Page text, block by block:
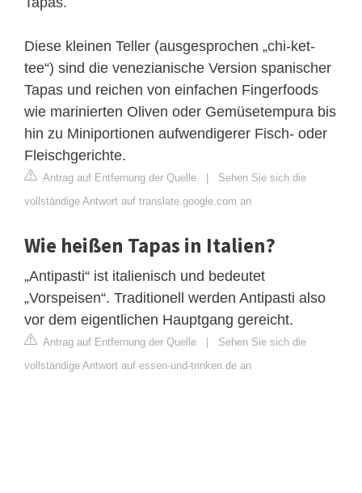
Diese kleinen Teller (ausgesprochen „chi-ket-
tee“) sind die venezianische Version spanischer
Tapas und reichen von einfachen Fingerfoods
wie marinierten Oliven oder Gemüsetempura bis
hin zu Miniportionen aufwendigerer Fisch- oder
Fleischgerichte.
Antrag auf Entfernung der Quelle
Sehen Sie sich die
vollständige Antwort auf translate.google.com an
Wie heißen Tapas in Italien?
„Antipasti“ ist italienisch und bedeutet
„Vorspeisen“. Traditionell werden Antipasti also
vor dem eigentlichen Hauptgang gereicht.
Antrag auf Entfernung der Quelle
Sehen Sie sich die
vollständige Antwort auf essen-und-trinken.de an